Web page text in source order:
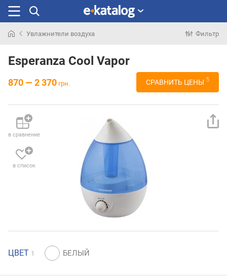
раньше
Увлажнители воздуха Фильтр
Esperanza Cool Vapor
870 — 2 370 грн. СРАВНИТЬ ЦЕНЫ 5
в сравнение
в список
ЦВЕТ 1